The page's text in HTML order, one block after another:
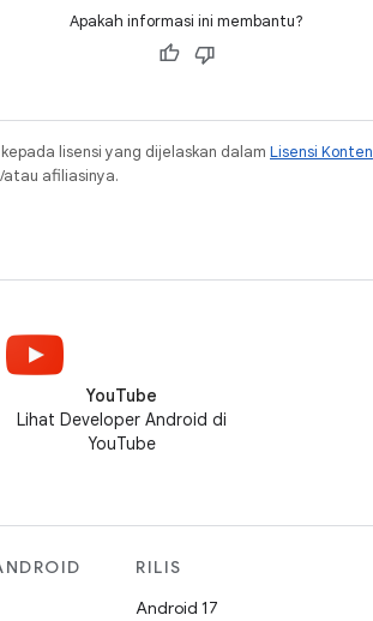
Apakah informasi ini membantu?
lisensi yang dijelaskan dalam Lisensi Konten
afiliasinya.
YouTube
Lihat Developer Android di
YouTube
RILIS
Android 17